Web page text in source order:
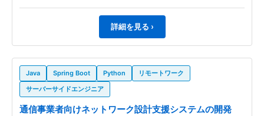
詳細を見る ›
Java Spring Boot Python
リモートワーク
サーバーサイドエンジニア
通信事業者向けネットワーク設計支援システムの開発